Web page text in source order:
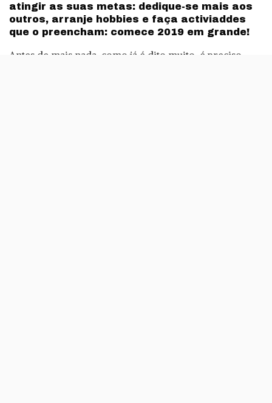
atingir as suas metas: dedique-se mais aos
outros, arranje hobbies e faça activiaddes
que o preencham: comece 2019 em grande!
Antes de mais nada, como já é dito muito, é preciso